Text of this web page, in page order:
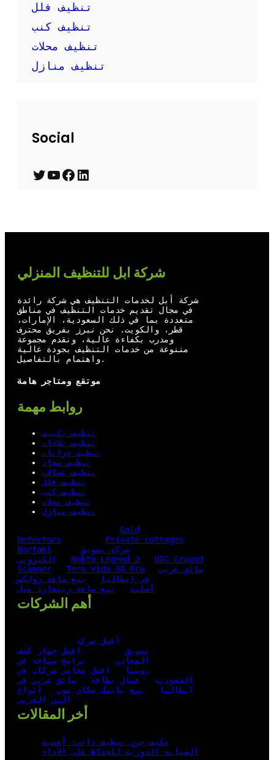
تنظيف فلل
تنظيف كنب
تنظيف محلات
تنظيف منازل
Social
T
t
e
r
Y
u
b
e
F
o
o
k
L
e
d
I
n
شركة ابل للتنظيف المنزلي
شركة أبل لخدمات التنظيف هي شركة رائدة
في مجال تقديم خدمات التنظيف في مناطق
متعددة بما في ذلك السعودية، الإمارات،
قطر، والكويت. نحن نبرز بفريق محترف
ومدرب بكفاءة عالية، ونقدم مجموعة
متنوعة من خدمات التنظيف بجودة عالية
واهتمام بالتفاصيل.
موتقع ومتاجر هامة
روابط مهمة
تنظيف تكييف
تنظيف ثلاجات
تنظيف خزانات
تنظيف سجاد
تنظيف غسالات
تنظيف فلل
تنظيف كنب
تنظيف محلات
تنظيف منازل
Gold
Detectors
Private cottages
Borjomi
شركة تسويق
الكتروني
Nokta Legend 2
UIG Ground
Scanner
Tero Vido 3D Pro
سائق عربي
في إيطاليا
بيع ساعة رولكس
أصلية
بيع ساعة ريتشارد ميل
أهم الشركات
أفضل شركة
تسويق
افضل جهاز كشف
المعادن
برامج سياحة في
روسيا
افضل محامي شركات في
السعودية
عمال نظافة
سائق عربي في
ايطاليا
بيع باتيك سكاي مون
أنواع
البن العربي
أخر المقالات
مكيف جري تنظيف ذاتي: أهمية
الصيانة الدورية للحفاظ على الأداء